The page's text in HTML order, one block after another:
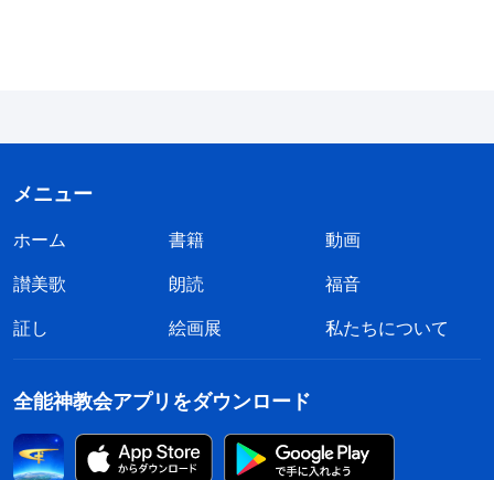
働きは無意味で無価値ということになる。だから、
神は時代ごとにひとつの段階の働きをするのであ
まそれを邪霊がまねをし、サタンが神のすぐ後ろを
ついてくるようになれば、神は方法を変更する。ひ
とたび神が一つの段階の働きを完了すると、邪霊が
まねをする。このことをよく理解しなければならな
い」（『神の出現と働き』「今日の神の働きを知るこ
と」〔『言葉』第1巻〕）
。全能神の御言葉とみんな
メニュー
ホーム 書籍
動画
讃美歌
朗読
福音
証し
絵画展 私たちについて
全能神教会アプリをダウンロード